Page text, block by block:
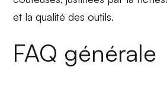
et la qualité des outils.
FAQ générale